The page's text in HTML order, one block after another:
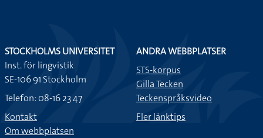
STOCKHOLMS UNIVERSITET
Inst. för lingvistik
SE-106 91 Stockholm
Telefon: 08-16 23 47
Kontakt
Om webbplatsen
ANDRA WEBBPLATSER
STS-korpus
Gilla Tecken
Teckenspråksvideo
Fler länktips